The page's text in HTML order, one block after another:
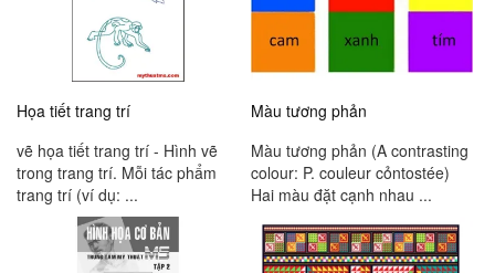
Họa tiết trang trí
vẽ họa tiết trang trí - Hình vẽ
trong trang trí. Mỗi tác phẩm
trang trí (ví dụ: ...
Màu tương phản
Màu tương phản (A contrasting
colour: P. couleur cỏntostée)
Hai màu đặt cạnh nhau ...